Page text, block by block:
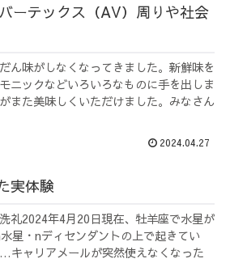
ーテックス（AV）周りや社会
ん味がしなくなってきました。新鮮味を
ニックなどいろいろなものに手を出しま
また美味しくいただけました。みなさん
2024.04.27
実体験
2024年4月20日現在、牡羊座で水星が
星・nディセンダントの上で起きてい
キャリアメールが突然使えなくなった